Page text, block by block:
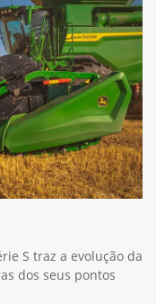
S traz a evolução da
dos seus pontos